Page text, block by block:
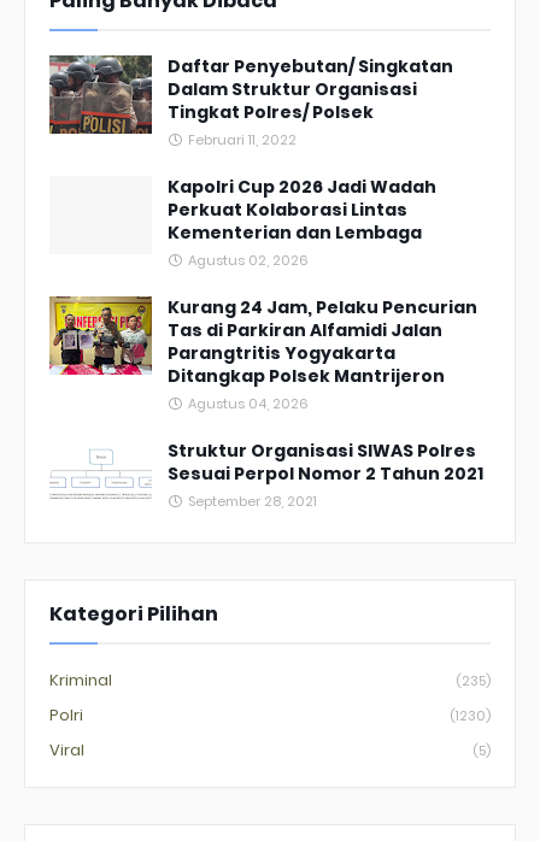
Daftar Penyebutan/ Singkatan
Dalam Struktur Organisasi
Tingkat Polres/ Polsek
Februari 11, 2022
Kapolri Cup 2026 Jadi Wadah
Perkuat Kolaborasi Lintas
Kementerian dan Lembaga
Agustus 02, 2026
Kurang 24 Jam, Pelaku Pencurian
Tas di Parkiran Alfamidi Jalan
Parangtritis Yogyakarta
Ditangkap Polsek Mantrijeron
Agustus 04, 2026
Struktur Organisasi SIWAS Polres
Sesuai Perpol Nomor 2 Tahun 2021
September 28, 2021
Kategori Pilihan
Kriminal (235)
Polri (1230)
Viral (5)